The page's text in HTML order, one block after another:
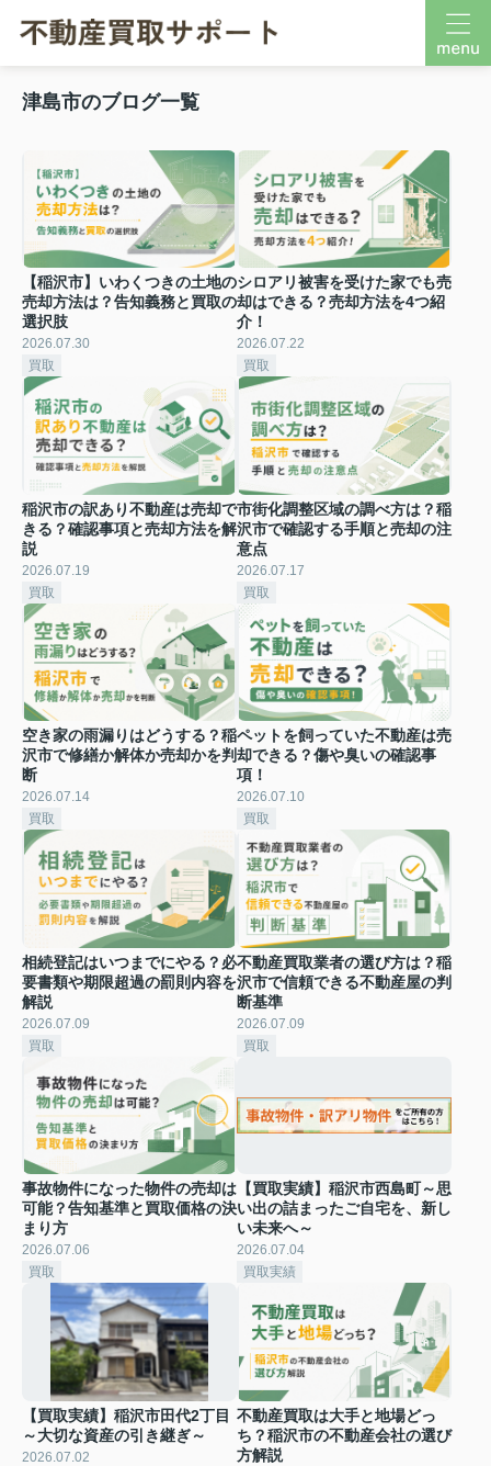
津島市のブログ一覧
【稲沢市】いわくつきの土地の
売却方法は？告知義務と買取の
選択肢
2026.07.30
買取
シロアリ被害を受けた家でも売
却はできる？売却方法を4つ紹
介！
2026.07.22
買取
稲沢市の訳あり不動産は売却で
きる？確認事項と売却方法を解
説
2026.07.19
買取
市街化調整区域の調べ方は？稲
沢市で確認する手順と売却の注
意点
2026.07.17
買取
空き家の雨漏りはどうする？稲
沢市で修繕か解体か売却かを判
断
2026.07.14
買取
ペットを飼っていた不動産は売
却できる？傷や臭いの確認事
項！
2026.07.10
買取
相続登記はいつまでにやる？必
要書類や期限超過の罰則内容を
解説
2026.07.09
買取
不動産買取業者の選び方は？稲
沢市で信頼できる不動産屋の判
断基準
2026.07.09
買取
事故物件になった物件の売却は
可能？告知基準と買取価格の決
まり方
2026.07.06
買取
【買取実績】稲沢市西島町～思
い出の詰まったご自宅を、新し
い未来へ～
2026.07.04
買取実績
【買取実績】稲沢市田代2丁目
～大切な資産の引き継ぎ～
2026.07.02
不動産買取は大手と地場どっ
ち？稲沢市の不動産会社の選び
方解説